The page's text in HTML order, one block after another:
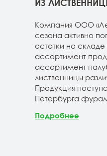
ИЗ
Компания ООО
сезона активно
остатки на
ассортимент
ассортимент
лиственницы
Продукция
Петербурга
Подробнее